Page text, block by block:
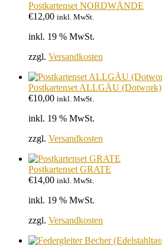
Postkartenset NORDWÄNDE
€12,00 inkl. MwSt.
inkl. 19 % MwSt.
zzgl. Versandkosten
Postkartenset ALLGÄU (Dotwork)
€10,00 inkl. MwSt.
inkl. 19 % MwSt.
zzgl. Versandkosten
Postkartenset GRATE
€14,00 inkl. MwSt.
inkl. 19 % MwSt.
zzgl. Versandkosten